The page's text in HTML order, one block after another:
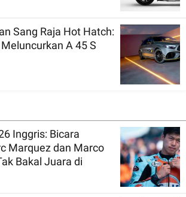
Sang Raja Hot Hatch:
A 45 S
Inggris: Bicara
Marquez dan Marco
Bakal Juara di